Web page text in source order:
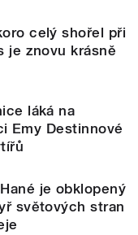
celý shořel při
je znovu krásně
láká na
Emy Destinnové
je obklopený
světových stran